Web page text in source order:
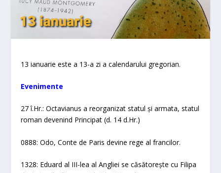
13 ianuarie este a 13-a zi a calendarului gregorian.
Evenimente​
27 î.Hr.: Octavianus a reorganizat statul și armata, statul
roman devenind Principat (d. 14 d.Hr.)
0888: Odo, Conte de Paris devine rege al francilor.
1328: Eduard al III-lea al Angliei se căsătorește cu Filipa